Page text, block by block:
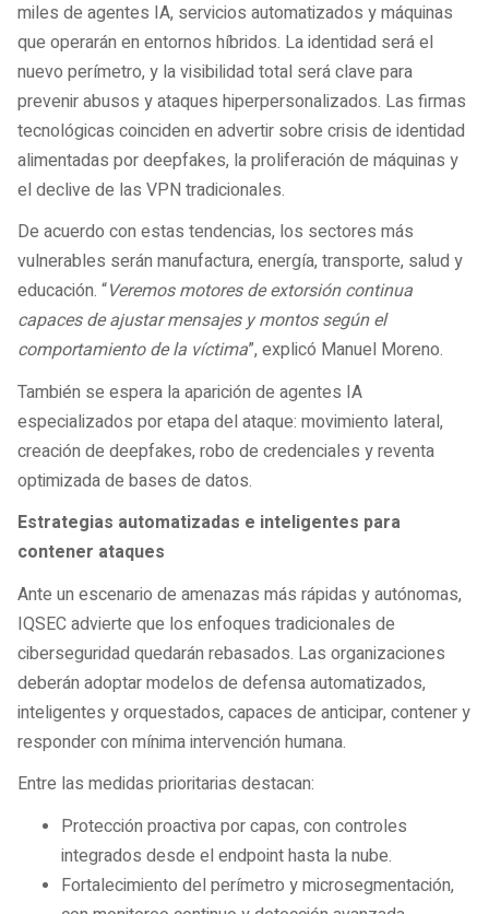
miles de agentes IA, servicios automatizados y máquinas
que operarán en entornos híbridos. La identidad será el
nuevo perímetro, y la visibilidad total será clave para
prevenir abusos y ataques hiperpersonalizados. Las firmas
tecnológicas coinciden en advertir sobre crisis de identidad
alimentadas por deepfakes, la proliferación de máquinas y
el declive de las VPN tradicionales.
De acuerdo con estas tendencias, los sectores más
vulnerables serán manufactura, energía, transporte, salud y
educación. “Veremos motores de extorsión continua
capaces de ajustar mensajes y montos según el
comportamiento de la víctima”, explicó Manuel Moreno.
También se espera la aparición de agentes IA
especializados por etapa del ataque: movimiento lateral,
creación de deepfakes, robo de credenciales y reventa
optimizada de bases de datos.
Estrategias automatizadas e inteligentes para
contener ataques
Ante un escenario de amenazas más rápidas y autónomas,
IQSEC advierte que los enfoques tradicionales de
ciberseguridad quedarán rebasados. Las organizaciones
deberán adoptar modelos de defensa automatizados,
inteligentes y orquestados, capaces de anticipar, contener y
responder con mínima intervención humana.
Entre las medidas prioritarias destacan:
Protección proactiva por capas, con controles
integrados desde el endpoint hasta la nube.
Fortalecimiento del perímetro y microsegmentación,